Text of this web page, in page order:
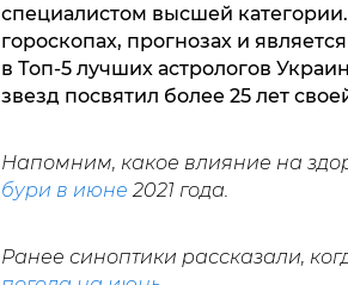
специалистом высшей
гороскопах, прогнозах и
в Топ-5 лучших астрологов
звезд посвятил более 25 лет
Напомним, какое влияние на
бури в июне 2021 года.
Ранее синоптики рассказали,